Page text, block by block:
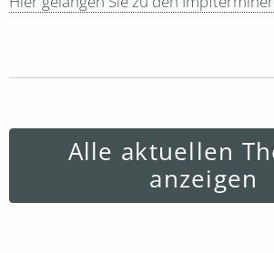
Alle aktuellen
anzeigen